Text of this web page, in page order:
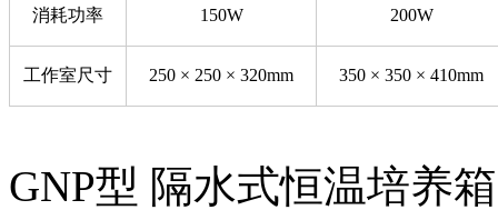
消耗功率 150W 200W
工作室尺寸 250 × 250 × 320mm 350 × 350 × 410mm
GNP型 隔水式恒温培养箱